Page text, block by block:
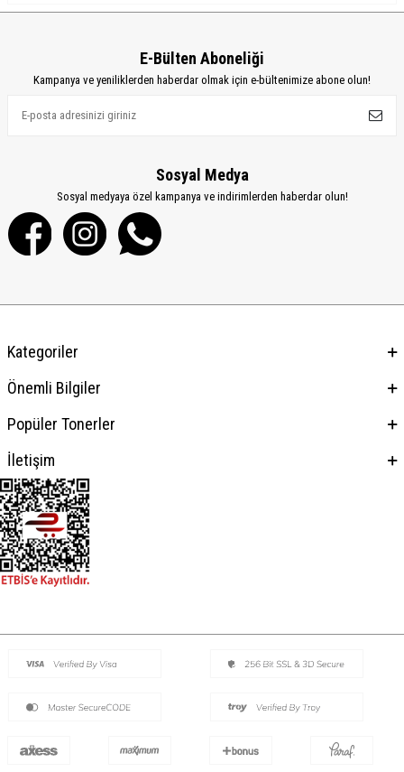
E-Bülten Aboneliği
Kampanya ve yeniliklerden haberdar olmak için e-bültenimize abone olun!
Sosyal Medya
Sosyal medyaya özel kampanya ve indirimlerden haberdar olun!
Kategoriler
Önemli Bilgiler
Popüler Tonerler
İletişim